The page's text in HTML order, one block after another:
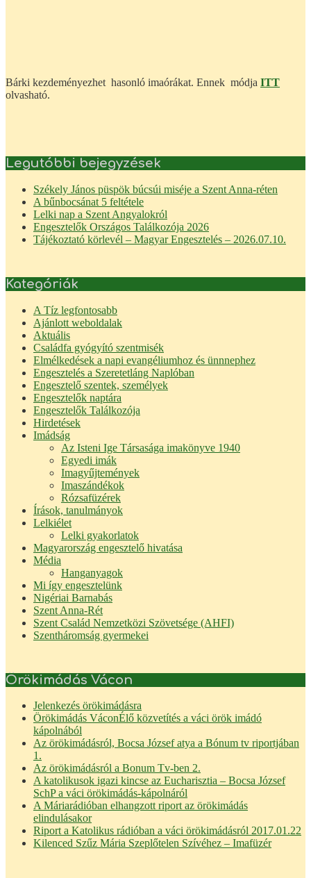
Bárki kezdeményezhet hasonló imaórákat. Ennek módja ITT
olvasható.
Legutóbbi bejegyzések
Székely János püspök búcsúi miséje a Szent Anna-réten
A bűnbocsánat 5 feltétele
Lelki nap a Szent Angyalokról
Engesztelők Országos Találkozója 2026
Tájékoztató körlevél – Magyar Engesztelés – 2026.07.10.
Kategóriák
A Tíz legfontosabb
Ajánlott weboldalak
Aktuális
Családfa gyógyító szentmisék
Elmélkedések a napi evangéliumhoz és ünnnephez
Engesztelés a Szeretetláng Naplóban
Engesztelő szentek, személyek
Engesztelők naptára
Engesztelők Találkozója
Hirdetések
Imádság
Az Isteni Ige Társasága imakönyve 1940
Egyedi imák
Imagyűjtemények
Imaszándékok
Rózsafüzérek
Írások, tanulmányok
Lelkiélet
Lelki gyakorlatok
Magyarország engesztelő hivatása
Média
Hanganyagok
Mi így engesztelünk
Nigériai Barnabás
Szent Anna-Rét
Szent Család Nemzetközi Szövetsége (AHFI)
Szentháromság gyermekei
Örökimádás Vácon
Jelenkezés örökimádásra
Örökimádás VáconÉlő közvetítés a váci örök imádó
kápolnából
Az örökimádásról, Bocsa József atya a Bónum tv riportjában
1.
Az örökimádásról a Bonum Tv-ben 2.
A katolikusok igazi kincse az Eucharisztia – Bocsa József
SchP a váci örökimádás-kápolnáról
A Máriarádióban elhangzott riport az örökimádás
elindulásakor
Riport a Katolikus rádióban a váci örökimádásról 2017.01.22
Kilenced Szűz Mária Szeplőtelen Szívéhez – Imafüzér